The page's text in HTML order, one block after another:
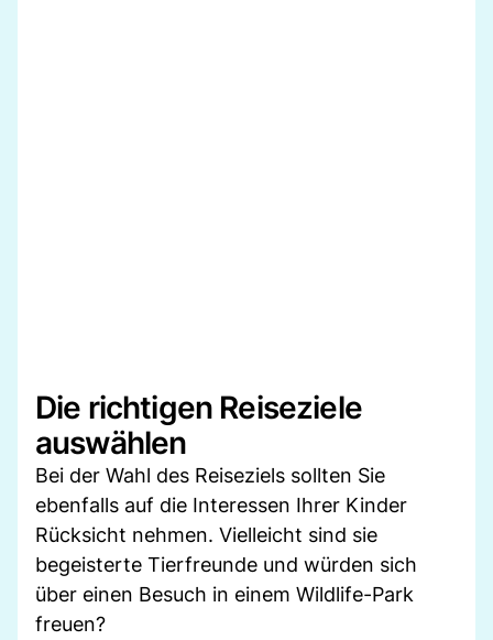
Die richtigen Reiseziele
auswählen
Bei der Wahl des Reiseziels sollten Sie
ebenfalls auf die Interessen Ihrer Kinder
Rücksicht nehmen. Vielleicht sind sie
begeisterte Tierfreunde und würden sich
über einen Besuch in einem Wildlife-Park
freuen?